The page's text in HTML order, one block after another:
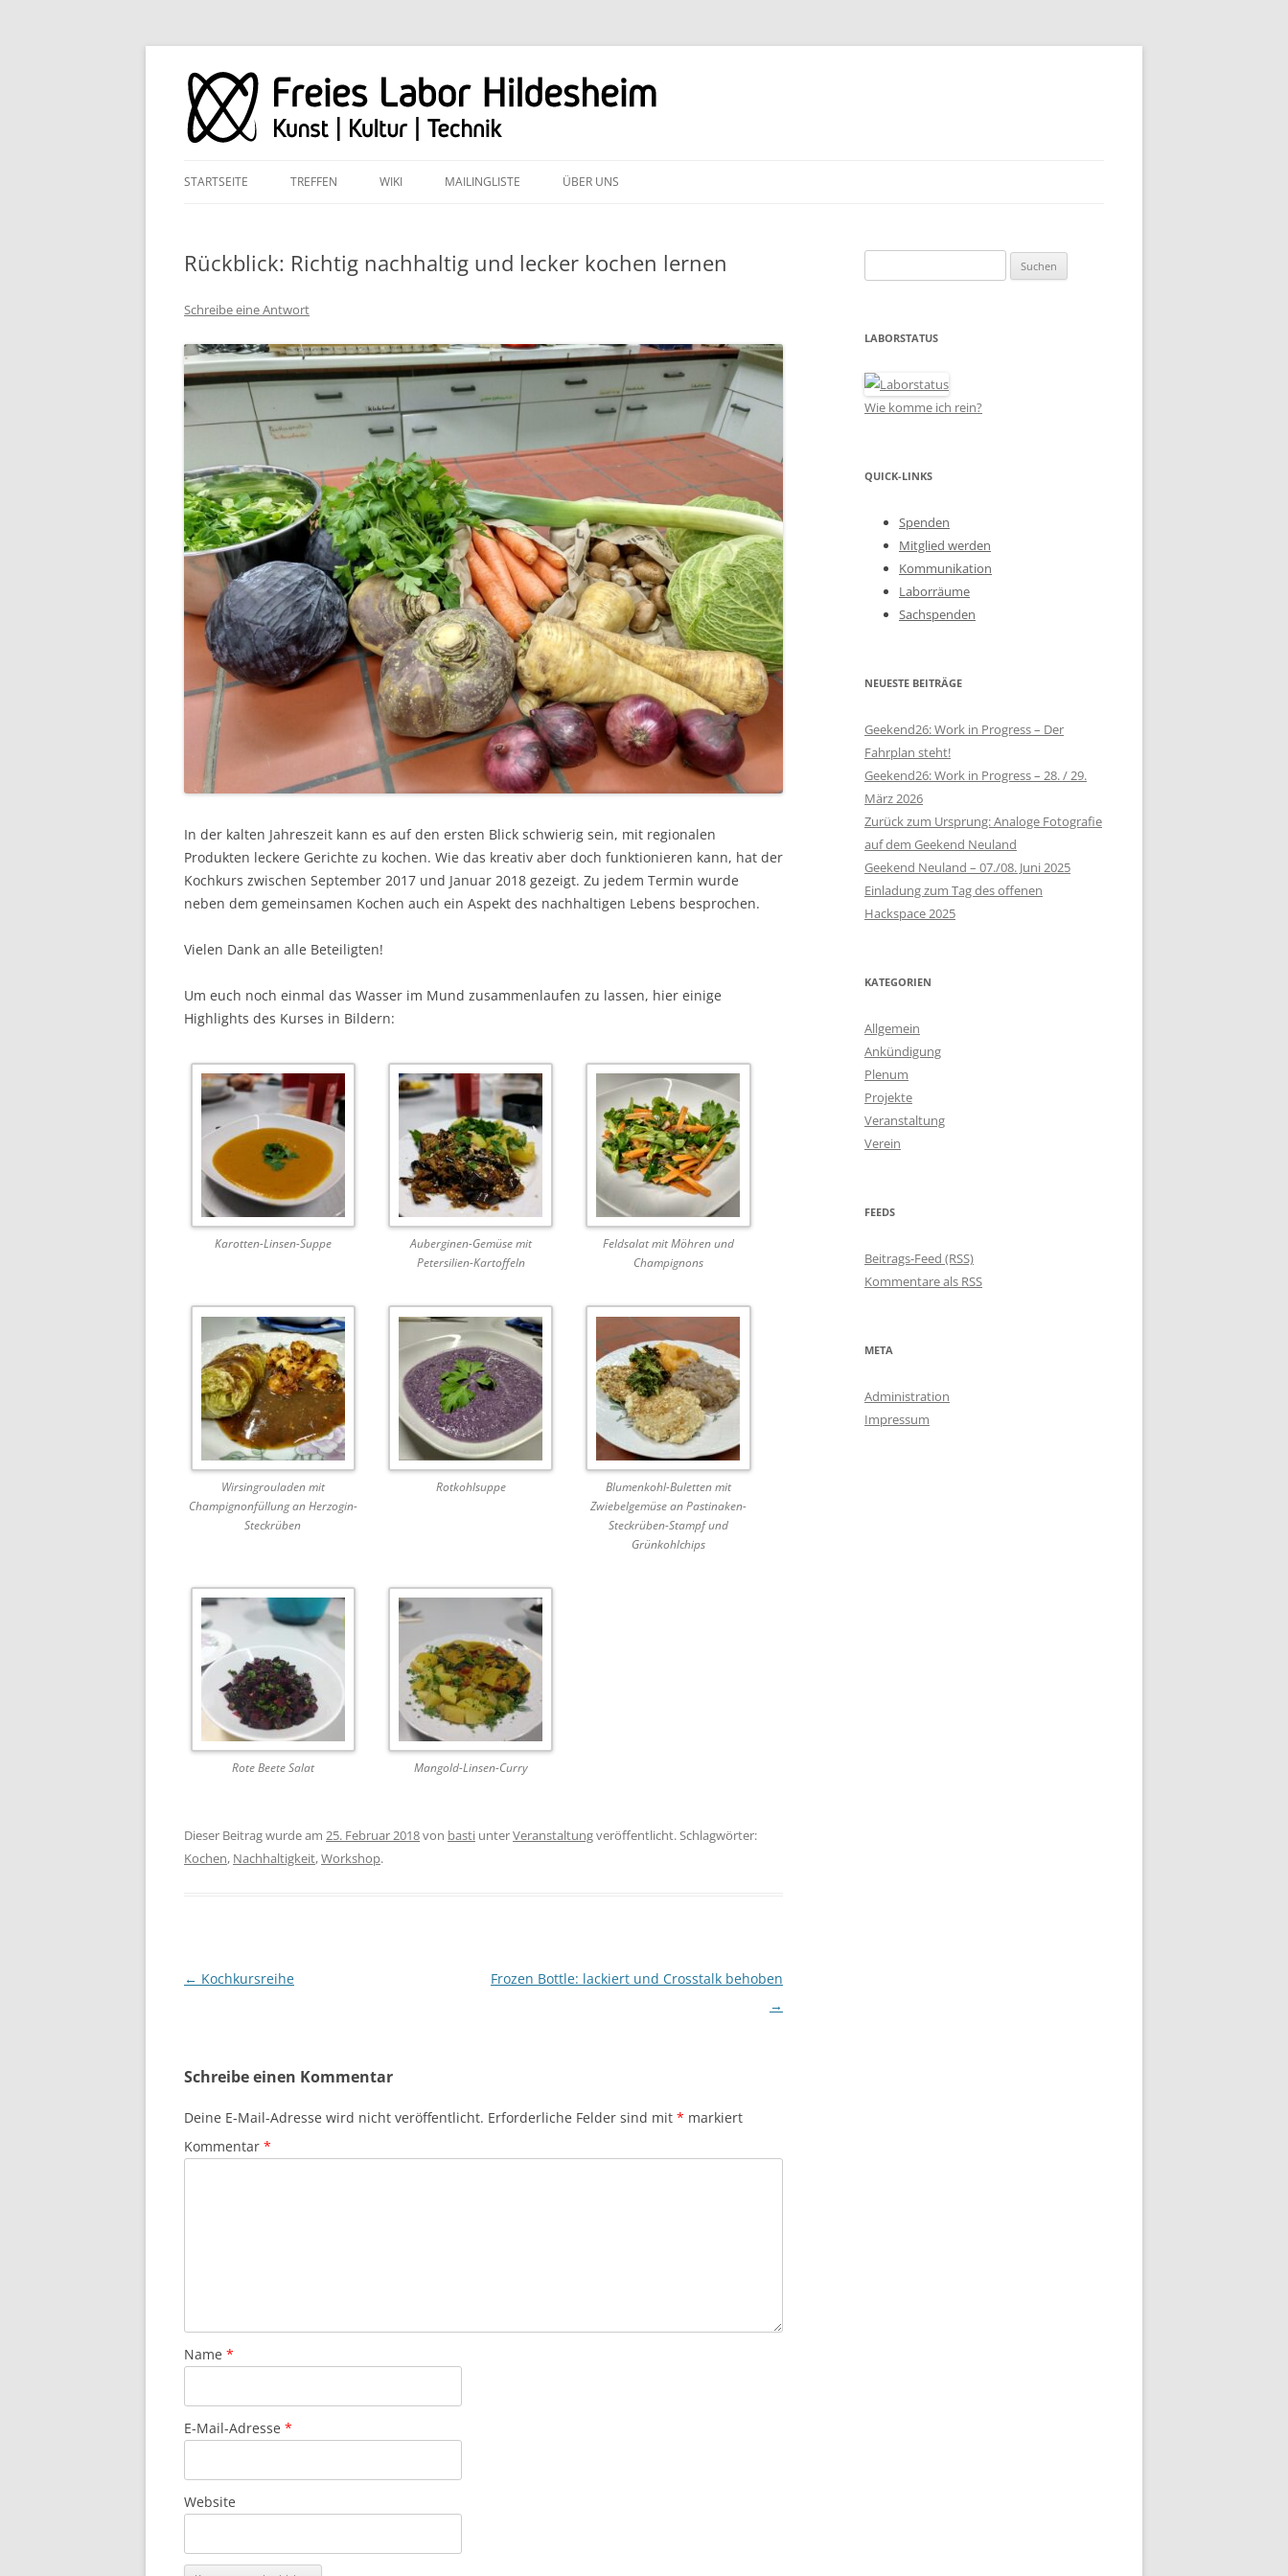
STARTSEITE TREFFEN WIKI MAILINGLISTE ÜBER UNS
Rückblick: Richtig nachhaltig und lecker kochen lernen
Schreibe eine Antwort
In der kalten Jahreszeit kann es auf den ersten Blick schwierig sein, mit regionalen
Produkten leckere Gerichte zu kochen. Wie das kreativ aber doch funktionieren kann, hat der
Kochkurs zwischen September 2017 und Januar 2018 gezeigt. Zu jedem Termin wurde
neben dem gemeinsamen Kochen auch ein Aspekt des nachhaltigen Lebens besprochen.
Vielen Dank an alle Beteiligten!
Um euch noch einmal das Wasser im Mund zusammenlaufen zu lassen, hier einige
Highlights des Kurses in Bildern:
Karotten-Linsen-Suppe
Auberginen-Gemüse mit
Petersilien-Kartoffeln
Feldsalat mit Möhren und
Champignons
Wirsingrouladen mit
Champignonfüllung an Herzogin-
Steckrüben
Rotkohlsuppe
Blumenkohl-Buletten mit
Zwiebelgemüse an Pastinaken-
Steckrüben-Stampf und
Grünkohlchips
Rote Beete Salat Mangold-Linsen-Curry
Dieser Beitrag wurde am 25. Februar 2018von basti unterVeranstaltungveröffentlicht. Schlagwörter:
Kochen, Nachhaltigkeit,Workshop.
Beitragsnavigation
← Kochkursreihe
Frozen Bottle: lackiert und Crosstalk behoben
→
Schreibe einen Kommentar
Deine E-Mail-Adresse wird nicht veröffentlicht. Erforderliche Felder sind mit * markiert
Kommentar *
Name *
E-Mail-Adresse *
Website
nach:
LABORSTATUS
Wie komme ich rein?
QUICK-LINKS
Spenden
Mitglied werden
Kommunikation
Laborräume
Sachspenden
NEUESTE BEITRÄGE
Geekend26: Work in Progress – Der
Fahrplan steht!
Geekend26: Work in Progress – 28. / 29.
März 2026
Zurück zum Ursprung: Analoge Fotografie
auf dem Geekend Neuland
Geekend Neuland – 07./08. Juni 2025
Einladung zum Tag des offenen
Hackspace 2025
KATEGORIEN
Allgemein
Ankündigung
Plenum
Projekte
Veranstaltung
Verein
FEEDS
Beitrags-Feed (RSS)
Kommentare als RSS
META
Administration
Impressum